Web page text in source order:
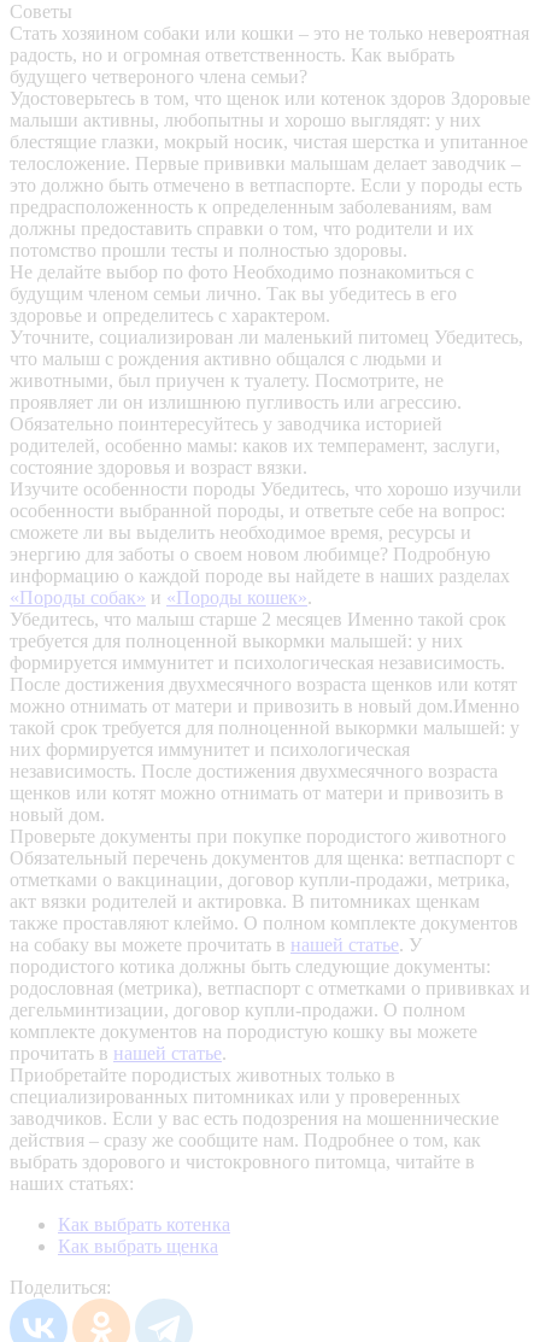
Советы
Стать хозяином собаки или кошки – это не только невероятная
радость, но и огромная ответственность. Как выбрать
будущего четвероного члена семьи?
Удостоверьтесь в том, что щенок или котенок здоров Здоровые
малыши активны, любопытны и хорошо выглядят: у них
блестящие глазки, мокрый носик, чистая шерстка и упитанное
телосложение. Первые прививки малышам делает заводчик –
это должно быть отмечено в ветпаспорте. Если у породы есть
предрасположенность к определенным заболеваниям, вам
должны предоставить справки о том, что родители и их
потомство прошли тесты и полностью здоровы.
Не делайте выбор по фото Необходимо познакомиться с
будущим членом семьи лично. Так вы убедитесь в его
здоровье и определитесь с характером.
Уточните, социализирован ли маленький питомец Убедитесь,
что малыш с рождения активно общался с людьми и
животными, был приучен к туалету. Посмотрите, не
проявляет ли он излишнюю пугливость или агрессию.
Обязательно поинтересуйтесь у заводчика историей
родителей, особенно мамы: каков их темперамент, заслуги,
состояние здоровья и возраст вязки.
Изучите особенности породы Убедитесь, что хорошо изучили
особенности выбранной породы, и ответьте себе на вопрос:
сможете ли вы выделить необходимое время, ресурсы и
энергию для заботы о своем новом любимце? Подробную
информацию о каждой породе вы найдете в наших разделах
«Породы собак» и «Породы кошек».
Убедитесь, что малыш старше 2 месяцев Именно такой срок
требуется для полноценной выкормки малышей: у них
формируется иммунитет и психологическая независимость.
После достижения двухмесячного возраста щенков или котят
можно отнимать от матери и привозить в новый дом.Именно
такой срок требуется для полноценной выкормки малышей: у
них формируется иммунитет и психологическая
независимость. После достижения двухмесячного возраста
щенков или котят можно отнимать от матери и привозить в
новый дом.
Проверьте документы при покупке породистого животного
Обязательный перечень документов для щенка: ветпаспорт с
отметками о вакцинации, договор купли-продажи, метрика,
акт вязки родителей и актировка. В питомниках щенкам
также проставляют клеймо. О полном комплекте документов
на собаку вы можете прочитать в нашей статье. У
породистого котика должны быть следующие документы:
родословная (метрика), ветпаспорт с отметками о прививках и
дегельминтизации, договор купли-продажи. О полном
комплекте документов на породистую кошку вы можете
прочитать в нашей статье.
Приобретайте породистых животных только в
специализированных питомниках или у проверенных
заводчиков. Если у вас есть подозрения на мошеннические
действия – сразу же сообщите нам. Подробнее о том, как
выбрать здорового и чистокровного питомца, читайте в
наших статьях:
Как выбрать котенка
Как выбрать щенка
Поделиться: